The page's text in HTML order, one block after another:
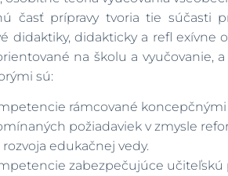
časť prípravy tvoria tie súčasti
didaktiky, didakticky a refl exívne
na školu a vyučovanie,
sú:
rámcované
požiadaviek v zmysle
rozvoja edukačnej vedy.
zabezpečujúce učiteľskú